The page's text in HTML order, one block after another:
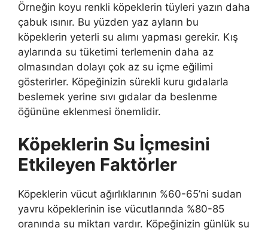
Örneğin koyu renkli köpeklerin tüyleri yazın daha
çabuk ısınır. Bu yüzden yaz ayların bu
köpeklerin yeterli su alımı yapması gerekir. Kış
aylarında su tüketimi terlemenin daha az
olmasından dolayı çok az su içme eğilimi
gösterirler. Köpeğinizin sürekli kuru gıdalarla
beslemek yerine sıvı gıdalar da beslenme
öğününe eklenmesi önemlidir.
Köpeklerin Su İçmesini
Etkileyen Faktörler
Köpeklerin vücut ağırlıklarının %60-65’ni sudan
yavru köpeklerinin ise vücutlarında %80-85
oranında su miktarı vardır. Köpeğinizin günlük su